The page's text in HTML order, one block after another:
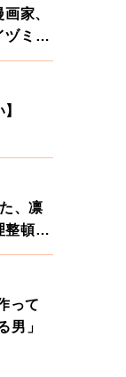
家、
ヅミさ
、凛
整頓は
の作
って
男」